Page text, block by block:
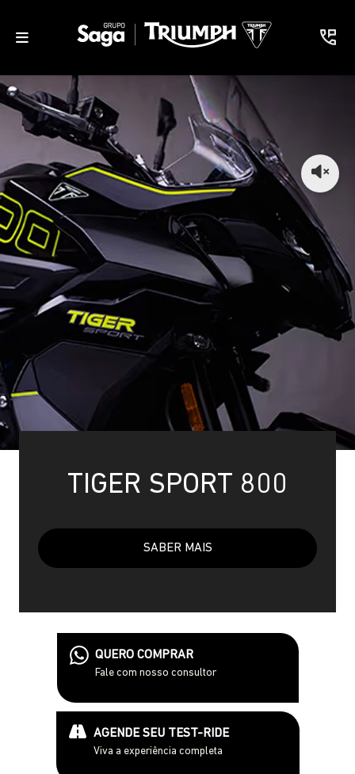
TIGER SPORT 800
SABER MAIS
QUERO COMPRAR
Fale com nosso consultor
AGENDE SEU TEST-RIDE
Viva a experiência completa